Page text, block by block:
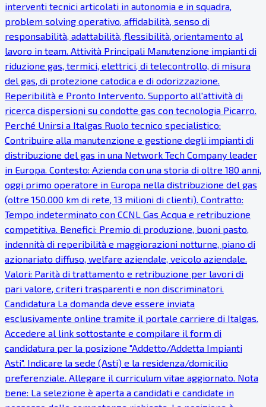
interventi tecnici articolati in autonomia e in squadra,
problem solving operativo, affidabilità, senso di
responsabilità, adattabilità, flessibilità, orientamento al
lavoro in team. Attività Principali Manutenzione impianti di
riduzione gas, termici, elettrici, di telecontrollo, di misura
del gas, di protezione catodica e di odorizzazione.
Reperibilità e Pronto Intervento. Supporto all'attività di
ricerca dispersioni su condotte gas con tecnologia Picarro.
Perché Unirsi a Italgas Ruolo tecnico specialistico:
Contribuire alla manutenzione e gestione degli impianti di
distribuzione del gas in una Network Tech Company leader
in Europa. Contesto: Azienda con una storia di oltre 180 anni,
oggi primo operatore in Europa nella distribuzione del gas
(oltre 150.000 km di rete, 13 milioni di clienti). Contratto:
Tempo indeterminato con CCNL Gas Acqua e retribuzione
competitiva. Benefici: Premio di produzione, buoni pasto,
indennità di reperibilità e maggiorazioni notturne, piano di
azionariato diffuso, welfare aziendale, veicolo aziendale.
Valori: Parità di trattamento e retribuzione per lavori di
pari valore, criteri trasparenti e non discriminatori.
Candidatura La domanda deve essere inviata
esclusivamente online tramite il portale carriere di Italgas.
Accedere al link sottostante e compilare il form di
candidatura per la posizione "Addetto/Addetta Impianti
Asti". Indicare la sede (Asti) e la residenza/domicilio
preferenziale. Allegare il curriculum vitae aggiornato. Nota
bene: La selezione è aperta a candidati e candidate in